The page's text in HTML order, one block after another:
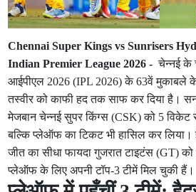
Chennai Super Kings vs Sunrisers
Indian Premier League 2026 - चेन्नई के
आईपीएल 2026 (IPL 2026) के 63वें मुकाबले
तस्वीर को काफी हद तक साफ कर दिया है।
मेजबान चेन्नई सुपर किंग्स (CSK) को 5 विकेट
बल्कि प्लेऑफ का टिकट भी हासिल कर लिया।
जीत का सीधा फायदा गुजरात टाइटंस (GT) को
प्लेऑफ के लिए अपनी टॉप-3 टीमें मिल चुकी हैं।